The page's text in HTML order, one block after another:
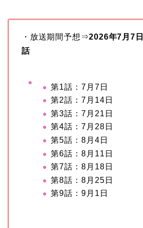
・放送期間予想⇒2026年7月7
話
第1話：7月7日
第2話：7月14日
第3話：7月21日
第4話：7月28日
第5話：8月4日
第6話：8月11日
第7話：8月18日
第8話：8月25日
第9話：9月1日